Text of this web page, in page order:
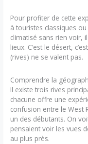
Pour profiter de cette
à touristes classiques
climatisé sans rien voir,
lieux. C’est le désert,
(rives) ne se valent pas.
Comprendre la
Il existe trois rives
chacune offre une
confusion entre le West
un des débutants. On
pensaient voir les vues
au plus près.